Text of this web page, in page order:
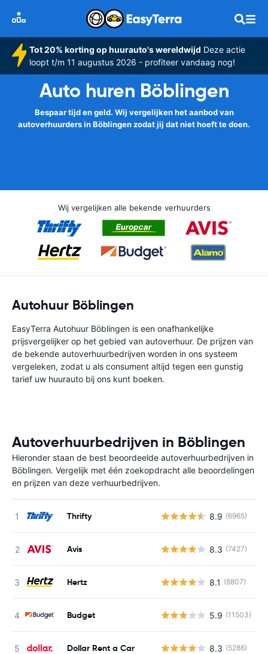
Tot 20% korting op huurauto's wereldwijd Deze actie
loopt t/m 11 augustus 2026 - profiteer vandaag nog!
Auto huren Böblingen
Bespaar tijd en geld. Wij vergelijken het aanbod van
autoverhuurders in Böblingen zodat jij dat niet hoeft te doen.
Wij vergelijken alle bekende verhuurders
Autohuur Böblingen
EasyTerra Autohuur Böblingen is een onafhankelijke
prijsvergelijker op het gebied van autoverhuur. De prijzen van
de bekende autoverhuurbedrijven worden in ons systeem
vergeleken, zodat u als consument altijd tegen een gunstig
tarief uw huurauto bij ons kunt boeken.
Autoverhuurbedrijven in Böblingen
Hieronder staan de best beoordeelde autoverhuurbedrijven in
Böblingen. Vergelijk met één zoekopdracht alle beoordelingen
en prijzen van deze verhuurbedrijven.
Thrifty 8.9 (6965)
Avis 8.3 (7427)
Hertz 8.1 (8807)
Budget 5.9 (11503)
Dollar Rent a Car 8.3 (5286)